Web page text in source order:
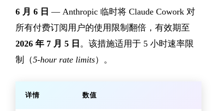
6 月 6 日 — Anthropic 临时将 Claude Cowork 对
所有付费订阅用户的使用限制翻倍，有效期至
2026 年 7 月 5 日 。该措施适用于 5 小时速率限
制（5-hour rate limits）。
详情 数值